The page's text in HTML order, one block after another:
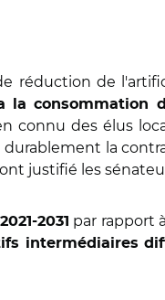
réduction de
consommation
connu des élus
la
justifié les
2031 par rapport
intermédiaires